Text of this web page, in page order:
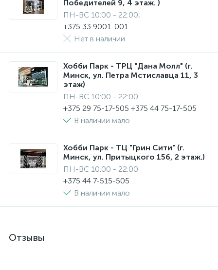
Победителей 9, 4 этаж. )
ПН-ВС 10:00 - 22:00;
+375 33 9001-001
Нет в наличии
Хобби Парк - ТРЦ "Дана Молл" (г.
Минск, ул. Петра Мстиславца 11, 3
этаж)
ПН-ВС 10:00 - 22:00
+375 29 75-17-505 +375 44 75-17-505
В наличии мало
Хобби Парк - ТЦ "Грин Сити" (г.
Минск, ул. Притыцкого 156, 2 этаж.)
ПН-ВС 10:00 - 22:00
+375 44 7-515-505
В наличии мало
Отзывы